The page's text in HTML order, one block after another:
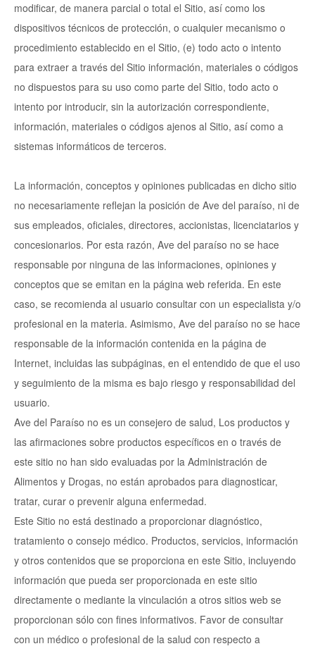
modificar, de manera parcial o total el Sitio, así como los
dispositivos técnicos de protección, o cualquier mecanismo o
procedimiento establecido en el Sitio, (e) todo acto o intento
para extraer a través del Sitio información, materiales o códigos
no dispuestos para su uso como parte del Sitio, todo acto o
intento por introducir, sin la autorización correspondiente,
información, materiales o códigos ajenos al Sitio, así como a
sistemas informáticos de terceros.
La información, conceptos y opiniones publicadas en dicho sitio
no necesariamente reflejan la posición de Ave del paraíso, ni de
sus empleados, oficiales, directores, accionistas, licenciatarios y
concesionarios. Por esta razón, Ave del paraíso no se hace
responsable por ninguna de las informaciones, opiniones y
conceptos que se emitan en la página web referida. En este
caso, se recomienda al usuario consultar con un especialista y/o
profesional en la materia. Asimismo, Ave del paraíso no se hace
responsable de la información contenida en la página de
Internet, incluidas las subpáginas, en el entendido de que el uso
y seguimiento de la misma es bajo riesgo y responsabilidad del
usuario.
Ave del Paraíso no es un consejero de salud, Los productos y
las afirmaciones sobre productos específicos en o través de
este sitio no han sido evaluadas por la Administración de
Alimentos y Drogas, no están aprobados para diagnosticar,
tratar, curar o prevenir alguna enfermedad.
Este Sitio no está destinado a proporcionar diagnóstico,
tratamiento o consejo médico. Productos, servicios, información
y otros contenidos que se proporciona en este Sitio, incluyendo
información que pueda ser proporcionada en este sitio
directamente o mediante la vinculación a otros sitios web se
proporcionan sólo con fines informativos. Favor de consultar
con un médico o profesional de la salud con respecto a